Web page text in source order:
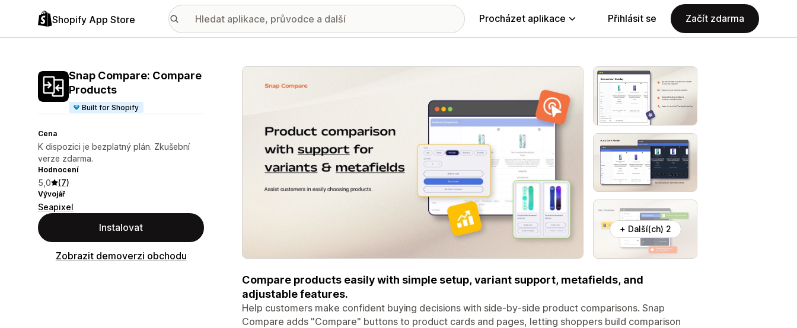
Shopify App Store Procházet aplikace Přihlásit se Začít zdarma
Snap Compare: Compare
Products
Built for Shopify
Cena
K dispozici je bezplatný plán. Zkušební
verze zdarma.
Hodnocení
5,0 (7)
Vývojář
Seapixel
Instalovat
Zobrazit demoverzi obchodu
Galerie propagovaných obrázků
+ Další(ch) 2
Compare products easily with simple setup, variant support, metafields, and
adjustable features.
Help customers make confident buying decisions with side-by-side product comparisons. Snap
Compare adds "Compare" buttons to product cards and pages, letting shoppers build comparison